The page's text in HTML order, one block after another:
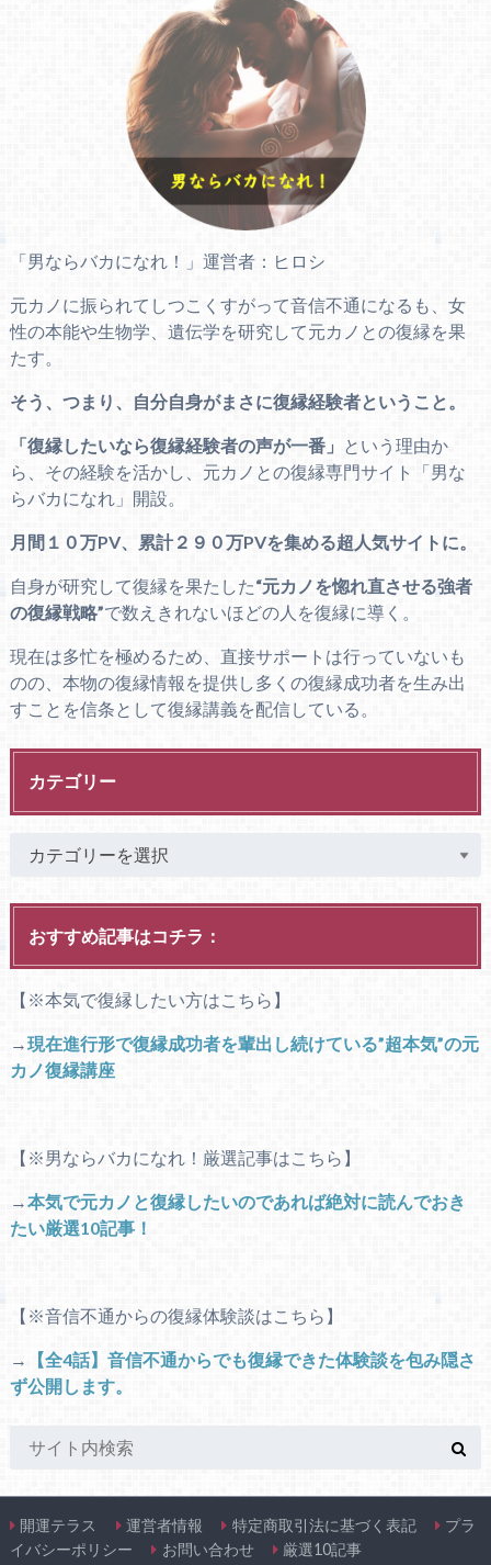
「男ならバカになれ！」運営者：ヒロシ
元カノに振られてしつこくすがって音信不通になるも、女
性の本能や生物学、遺伝学を研究して元カノとの復縁を果
たす。
そう、つまり、自分自身がまさに復縁経験者ということ。
「復縁したいなら復縁経験者の声が一番」
という理由か
ら、その経験を活かし、元カノとの復縁専門サイト「男な
らバカになれ」開設。
月間１０万PV、累計２９０万PVを集める超人気サイトに。
自身が研究して復縁を果たした“元カノを惚れ直させる強者
の復縁戦略”で数えきれないほどの人を復縁に導く。
現在は多忙を極めるため、直接サポートは行っていないも
のの、本物の復縁情報を提供し多くの復縁成功者を生み出
すことを信条として復縁講義を配信している。
カテゴリー
おすすめ記事はコチラ：
【※本気で復縁したい方はこちら】
→現在進行形で復縁成功者を輩出し続けている”超本気”の元
カノ復縁講座
【※男ならバカになれ！厳選記事はこちら】
→本気で元カノと復縁したいのであれば絶対に読んでおき
たい厳選10記事！
【※音信不通からの復縁体験談はこちら】
→
【全4話】音信不通からでも復縁できた体験談を包み隠さ
ず公開します。
開運テラス 運営者情報 特定商取引法に基づく表記
プラ
イバシーポリシー
お問い合わせ 厳選10記事